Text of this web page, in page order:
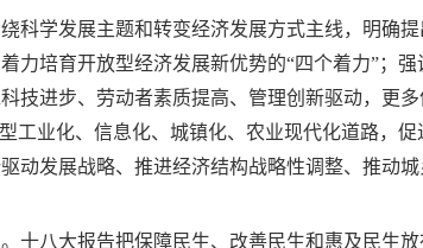
科学发展主题和转变经济发展方式主线，明确
力培育开放型经济发展新优势的“四个着力”；
技进步、劳动者素质提高、管理创新驱动，更
工业化、信息化、城镇化、农业现代化道路，
动发展战略、推进经济结构战略性调整、推动
十八大报告把保障民生、改善民生和惠及民生